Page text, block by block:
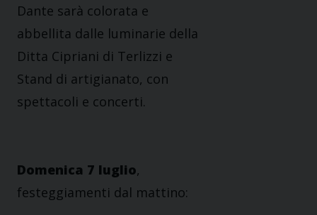
Dante sarà colorata e
abbellita dalle luminarie della
Ditta Cipriani di Terlizzi e
Stand di artigianato, con
spettacoli e concerti.
Domenica 7 luglio,
festeggiamenti dal mattino: